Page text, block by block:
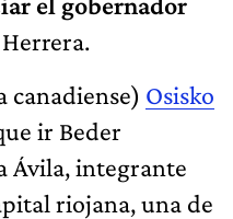
canadiense) Osisko
ir Beder
Ávila, integrante
riojana, una de